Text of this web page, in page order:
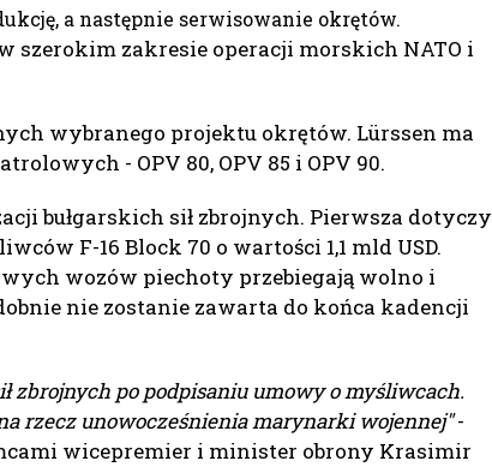
a następnie serwisowanie okrętów.
szerokim zakresie operacji morskich NATO i
wybranego projektu okrętów. Lürssen ma
- OPV 80, OPV 85 i OPV 90.
bułgarskich sił zbrojnych. Pierwsza dotyczy
F-16 Block 70 o wartości 1,1 mld USD.
wozów piechoty przebiegają wolno i
nie zostanie zawarta do końca kadencji
zbrojnych po podpisaniu umowy o myśliwcach.
rzecz unowocześnienia marynarki wojennej"-
wicepremier i minister obrony Krasimir